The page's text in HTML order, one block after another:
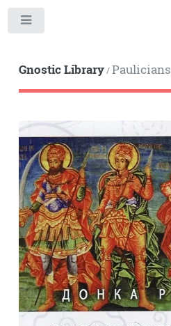
Gnostic Library/Paulicians